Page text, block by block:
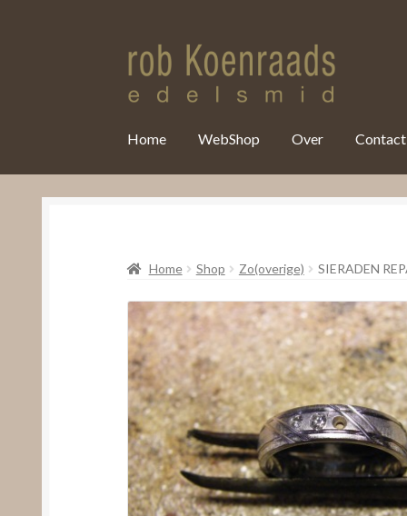
Home WebShop Over Contact
Home Shop Zo(overige) SIERADEN